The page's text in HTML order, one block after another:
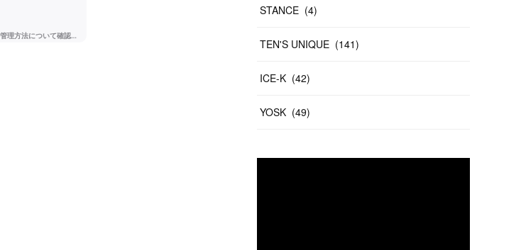
STANCE (4)
TEN'S UNIQUE (141)
ICE-K (42)
YOSK (49)